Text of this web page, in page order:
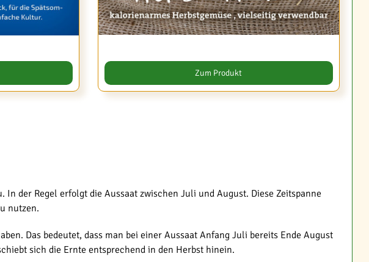
Zum Produkt
der Regel erfolgt die Aussaat zwischen Juli und August. Diese Zeitspanne
nutzen.
Das bedeutet, dass man bei einer Aussaat Anfang Juli bereits Ende August
sich die Ernte entsprechend in den Herbst hinein.